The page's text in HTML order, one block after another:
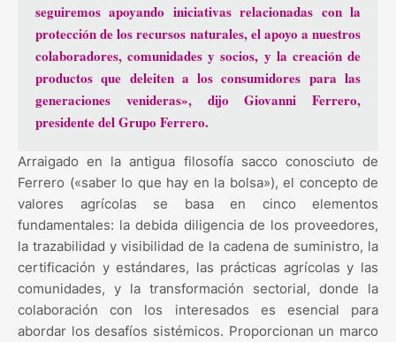
seguiremos apoyando iniciativas relacionadas con la
protección de los recursos naturales, el apoyo a nuestros
colaboradores, comunidades y socios, y la creación de
productos que deleiten a los consumidores para las
generaciones venideras», dijo Giovanni Ferrero,
presidente del Grupo Ferrero.
Arraigado en la antigua filosofía sacco conosciuto de
Ferrero («saber lo que hay en la bolsa»), el concepto de
valores agrícolas se basa en cinco elementos
fundamentales: la debida diligencia de los proveedores,
la trazabilidad y visibilidad de la cadena de suministro, la
certificación y estándares, las prácticas agrícolas y las
comunidades, y la transformación sectorial, donde la
colaboración con los interesados es esencial para
abordar los desafíos sistémicos. Proporcionan un marco